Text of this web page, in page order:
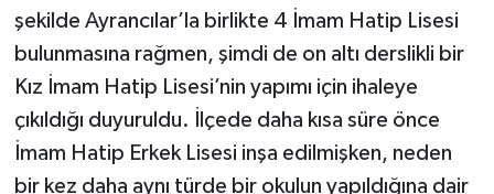
şekilde Ayrancılar’la birlikte 4 İmam Hatip Lisesi
bulunmasına rağmen, şimdi de on altı derslikli bir
Kız İmam Hatip Lisesi’nin yapımı için ihaleye
çıkıldığı duyuruldu. İlçede daha kısa süre önce
İmam Hatip Erkek Lisesi inşa edilmişken, neden
bir kez daha aynı türde bir okulun yapıldığına dair